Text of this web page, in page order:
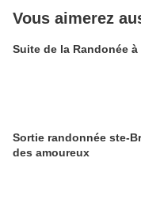
Vous aimerez
Suite de la Randonée
Sortie randonnée ste-
des amoureux